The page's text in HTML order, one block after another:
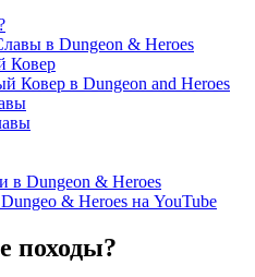
в Dungeon & Heroes
Ковер
Ковер в Dungeon and Heroes
в Dungeon & Heroes
& Heroes на YouTube
походы?